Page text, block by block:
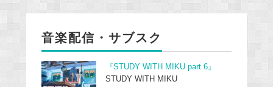
音楽配信・サブスク
『STUDY WITH MIKU part 6』
STUDY WITH MIKU